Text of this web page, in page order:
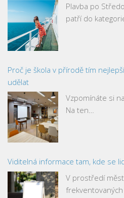
Plavba po
patří do
Proč je škola v přírodě tím
udělat
Vzpomínáte si
Na ten…
Viditelná informace tam, kde se
V prostředí